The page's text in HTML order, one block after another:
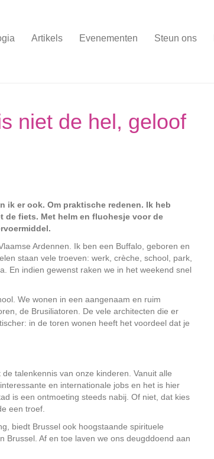
Artikels Evenementen Steun ons
niet de hel, geloof
ik er ook. Om praktische redenen. Ik heb
de fiets. Met helm en fluohesje voor de
Ardennen. Ik ben een Buffalo, geboren en
staan vele troeven: werk, crèche, school, park,
En indien gewenst raken we in het weekend snel
We wonen in een aangenaam en ruim
de Brusiliatoren. De vele architecten die er
in de toren wonen heeft het voordeel dat je
talenkennis van onze kinderen. Vanuit alle
en internationale jobs en het is hier
is een ontmoeting steeds nabij. Of niet, dat kies
een troef.
biedt Brussel ook hoogstaande spirituele
Brussel. Af en toe laven we ons deugddoend aan